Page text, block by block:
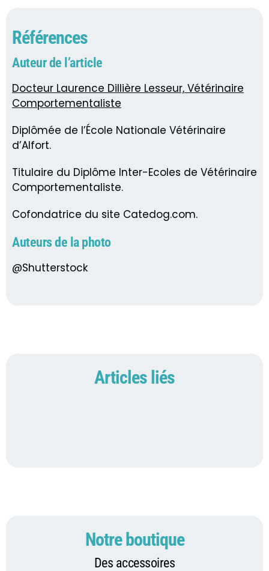
Références
Auteur de l’article
Docteur Laurence Dillière Lesseur, Vétérinaire
Comportementaliste
Diplômée de l’École Nationale Vétérinaire
d’Alfort.
Titulaire du Diplôme Inter-Ecoles de Vétérinaire
Comportementaliste.
Cofondatrice du site Catedog.com.
Auteurs de la photo
@Shutterstock
Articles liés
Notre boutique
Des accessoires